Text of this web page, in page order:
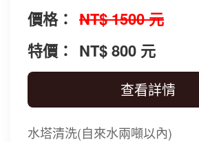
價格： NT$ 1500 元
特價： NT$ 800 元
查看詳情
水塔清洗(自來水兩噸以內)